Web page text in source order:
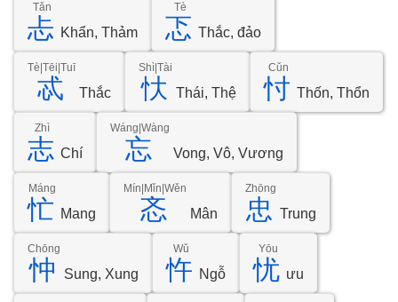
忐
Tǎn
Khẩn, Thảm 忑
Tè
Thắc, đảo
忒
Tè|Tēi|Tuī
Thắc 忕
Shì|Tài
Thái, Thệ 忖
Cǔn
Thốn, Thổn
志
Zhì
Chí 忘
Wáng|Wàng
Vong, Vô, Vương
忙
Máng
Mang 忞
Mín|Mǐn|Wěn
Mân 忠
Zhōng
Trung
忡
Chōng
Sung, Xung 忤
Wǔ
Ngỗ 忧
Yōu
ưu